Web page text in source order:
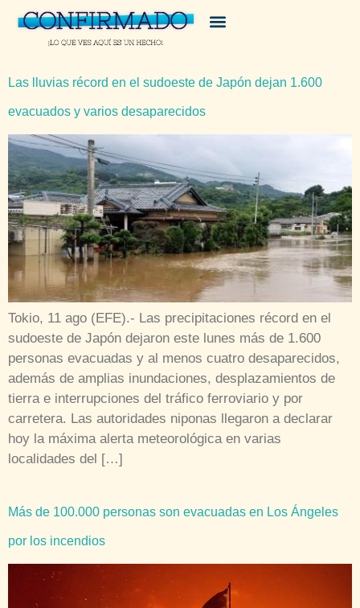
Las lluvias récord en el sudoeste de Japón dejan 1.600
evacuados y varios desaparecidos
Tokio, 11 ago (EFE).- Las precipitaciones récord en el
sudoeste de Japón dejaron este lunes más de 1.600
personas evacuadas y al menos cuatro desaparecidos,
además de amplias inundaciones, desplazamientos de
tierra e interrupciones del tráfico ferroviario y por
carretera. Las autoridades niponas llegaron a declarar
hoy la máxima alerta meteorológica en varias
localidades del […]
Más de 100.000 personas son evacuadas en Los Ángeles
por los incendios